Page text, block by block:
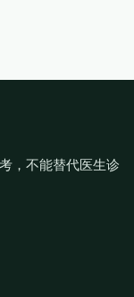
，不能替代医生诊